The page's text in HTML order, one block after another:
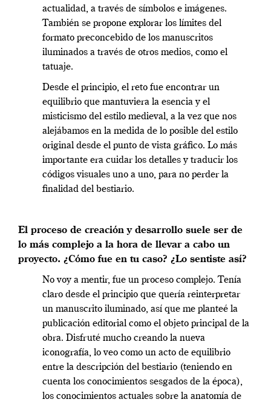
actualidad, a través de símbolos e imágenes.
También se propone explorar los límites del
formato preconcebido de los manuscritos
iluminados a través de otros medios, como el
tatuaje.
Desde el principio, el reto fue encontrar un
equilibrio que mantuviera la esencia y el
misticismo del estilo medieval, a la vez que nos
alejábamos en la medida de lo posible del estilo
original desde el punto de vista gráfico. Lo más
importante era cuidar los detalles y traducir los
códigos visuales uno a uno, para no perder la
finalidad del bestiario.
El proceso de creación y desarrollo suele ser de
lo más complejo a la hora de llevar a cabo un
proyecto. ¿Cómo fue en tu caso? ¿Lo sentiste así?
No voy a mentir, fue un proceso complejo. Tenía
claro desde el principio que quería reinterpretar
un manuscrito iluminado, así que me planteé la
publicación editorial como el objeto principal de la
obra. Disfruté mucho creando la nueva
iconografía, lo veo como un acto de equilibrio
entre la descripción del bestiario (teniendo en
cuenta los conocimientos sesgados de la época),
los conocimientos actuales sobre la anatomía de